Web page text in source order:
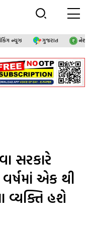
ન્યૂઝ ગુજરાત
સરકારે
એક થી
વ્યક્તિ હશે